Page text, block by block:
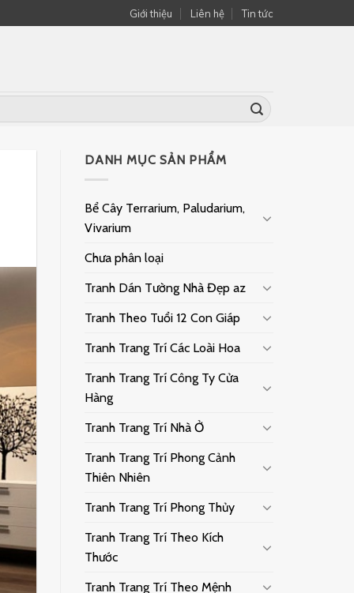
Giới thiệu Liên hệ Tin tức
DANH MỤC SẢN PHẨM
Bể Cây Terrarium, Paludarium,
Vivarium
Chưa phân loại
Tranh Dán Tường Nhà Đẹp az
Tranh Theo Tuổi 12 Con Giáp
Tranh Trang Trí Các Loài Hoa
Tranh Trang Trí Công Ty Cửa
Hàng
Tranh Trang Trí Nhà Ở
Tranh Trang Trí Phong Cảnh
Thiên Nhiên
Tranh Trang Trí Phong Thủy
Tranh Trang Trí Theo Kích
Thước
Tranh Trang Trí Theo Mệnh